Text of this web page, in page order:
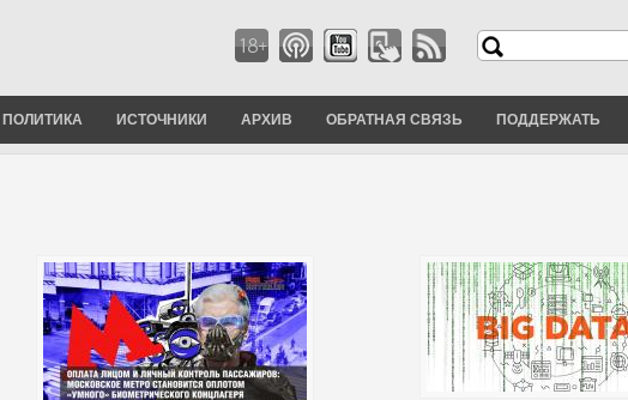
Форма поиска
Поиск
ПОЛИТИКА ИСТОЧНИКИ АРХИВ ОБРАТНАЯ СВЯЗЬ ПОДДЕРЖАТЬ